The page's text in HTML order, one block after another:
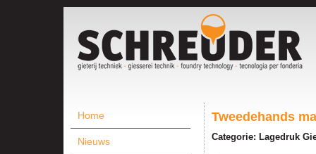
Home
Nieuws
Tweedehands
Categorie: Lagedruk